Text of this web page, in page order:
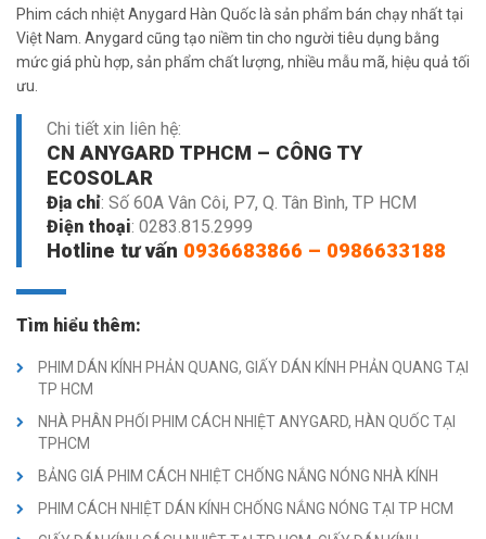
Phim cách nhiệt Anygard Hàn Quốc là sản phẩm bán chạy nhất tại
Việt Nam. Anygard cũng tạo niềm tin cho người tiêu dụng bằng
mức giá phù hợp, sản phẩm chất lượng, nhiều mẫu mã, hiệu quả tối
ưu.
Chi tiết xin liên hệ:
CN ANYGARD TPHCM – CÔNG TY
ECOSOLAR
Địa chỉ: Số 60A Vân Côi, P7, Q. Tân Bình, TP HCM
Điện thoại: 0283.815.2999
Hotline tư vấn 0936683866 – 0986633188
Tìm hiểu thêm:
PHIM DÁN KÍNH PHẢN QUANG, GIẤY DÁN KÍNH PHẢN QUANG TẠI
TP HCM
NHÀ PHÂN PHỐI PHIM CÁCH NHIỆT ANYGARD, HÀN QUỐC TẠI
TPHCM
BẢNG GIÁ PHIM CÁCH NHIỆT CHỐNG NẮNG NÓNG NHÀ KÍNH
PHIM CÁCH NHIỆT DÁN KÍNH CHỐNG NẮNG NÓNG TẠI TP HCM